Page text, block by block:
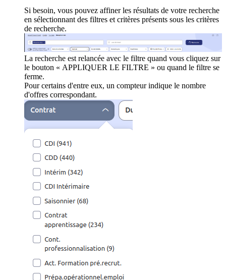
Si besoin, vous pouvez affiner les résultats de votre recherche
en sélectionnant des filtres et critères présents sous les critères
de recherche.
La recherche est relancée avec le filtre quand vous cliquez sur
le bouton « APPLIQUER LE FILTRE » ou quand le filtre se
ferme.
Pour certains d'entre eux, un compteur indique le nombre
d'offres correspondant.